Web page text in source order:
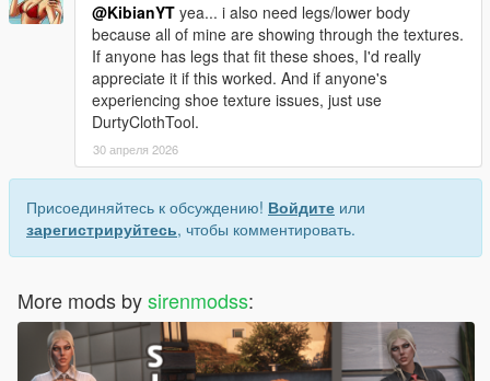
@KibianYT yea... i also need legs/lower body
because all of mine are showing through the textures.
If anyone has legs that fit these shoes, I'd really
appreciate it if this worked. And if anyone's
experiencing shoe texture issues, just use
DurtyClothTool.
30 апреля 2026
Присоединяйтесь к обсуждению! Войдите или
зарегистрируйтесь, чтобы комментировать.
More mods bysirenmodss: